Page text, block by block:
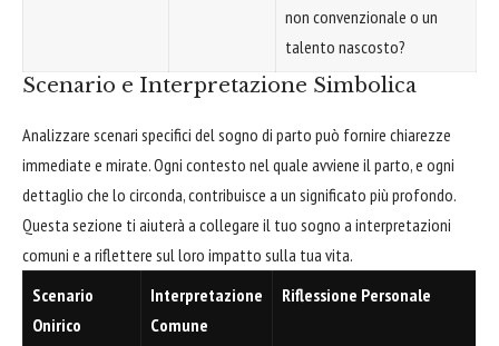
non convenzionale o un
talento nascosto?
Scenario e Interpretazione Simbolica
Analizzare scenari specifici del sogno di parto può fornire chiarezze
immediate e mirate. Ogni contesto nel quale avviene il parto, e ogni
dettaglio che lo circonda, contribuisce a un significato più profondo.
Questa sezione ti aiuterà a collegare il tuo sogno a interpretazioni
comuni e a riflettere sul loro impatto sulla tua vita.
Scenario
Onirico
Interpretazione
Comune
Riflessione Personale